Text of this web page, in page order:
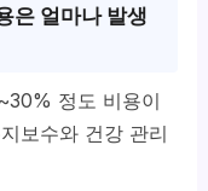
은 얼마나 발생
정도 비용이
보수와 건강 관리